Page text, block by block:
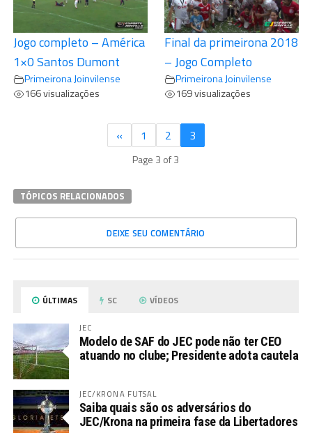
Jogo completo – América
1×0 Santos Dumont
Primeirona Joinvilense
166 visualizações
Final da primeirona 2018
– Jogo Completo
Primeirona Joinvilense
169 visualizações
« 1 2 3
Page 3 of 3
TÓPICOS RELACIONADOS
DEIXE SEU COMENTÁRIO
ÚLTIMAS SC VÍDEOS
JEC
Modelo de SAF do JEC pode não ter CEO
atuando no clube; Presidente adota cautela
JEC/KRONA FUTSAL
Saiba quais são os adversários do
JEC/Krona na primeira fase da Libertadores